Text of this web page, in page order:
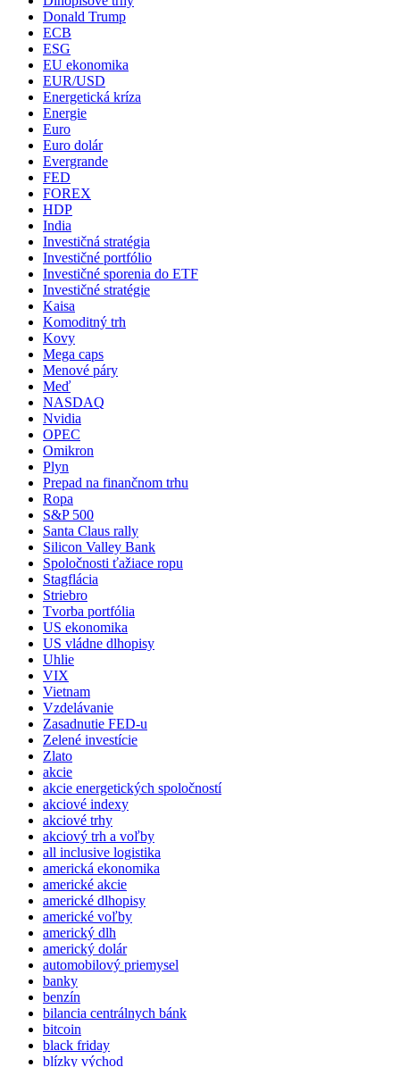
Donald Trump
ECB
ESG
EU ekonomika
EUR/USD
Energetická kríza
Energie
Euro
Euro dolár
Evergrande
FED
FOREX
HDP
India
Investičná stratégia
Investičné portfólio
Investičné sporenia do ETF
Investičné stratégie
Kaisa
Komoditný trh
Kovy
Mega caps
Menové páry
Meď
NASDAQ
Nvidia
OPEC
Omikron
Plyn
Prepad na finančnom trhu
Ropa
S&P 500
Santa Claus rally
Silicon Valley Bank
Spoločnosti ťažiace ropu
Stagflácia
Striebro
Tvorba portfólia
US ekonomika
US vládne dlhopisy
Uhlie
VIX
Vietnam
Vzdelávanie
Zasadnutie FED-u
Zelené investície
Zlato
akcie
akcie energetických spoločností
akciové indexy
akciové trhy
akciový trh a voľby
all inclusive logistika
americká ekonomika
americké akcie
americké dlhopisy
americké voľby
americký dlh
americký dolár
automobilový priemysel
banky
benzín
bilancia centrálnych bánk
bitcoin
black friday
blízky východ